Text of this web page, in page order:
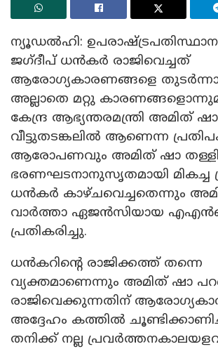
ന്യൂഡൽഹി:
ജഗ്ദീപ് ധൻകർ രാജിവെച്ചത്
ആരോഗ്യകാരണങ്ങളെ
അല്ലാതെ മറ്റു
കേന്ദ്ര ആഭ്യന്തരമന്ത്രി അമിത്
വീട്ടുതടങ്കലിൽ ആണെന്ന
ആരോപണവും അമിത് ഷാ
ഭരണഘടനാനുസൃതമായി മികച്ച
ധൻകർ കാഴ്ചവെച്ചതെന്നും
വാർത്താ ഏജൻസിയായ
പ്രതികരിച്ചു.
ധൻകറിന്റെ രാജിക്കത്ത് തന്നെ
വ്യക്തമാണെന്നും അമിത് ഷാ
രാജിവെക്കുന്നതിന്
അദ്ദേഹം കത്തിൽ
തനിക്ക് നല്ല